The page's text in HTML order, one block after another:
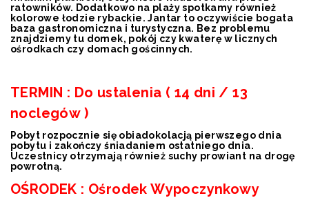
ratowników. Dodatkowo na plaży spotkamy również
kolorowe łodzie rybackie. Jantar to oczywiście bogata
baza gastronomiczna i turystyczna. Bez problemu
znajdziemy tu domek, pokój czy kwaterę w licznych
ośrodkach czy domach gościnnych.
TERMIN : Do ustalenia ( 14 dni / 13
noclegów )
Pobyt rozpocznie się obiadokolacją pierwszego dnia
pobytu i zakończy śniadaniem ostatniego dnia.
Uczestnicy otrzymają również suchy prowiant na drogę
powrotną.
OŚRODEK : Ośrodek Wypoczynkowy